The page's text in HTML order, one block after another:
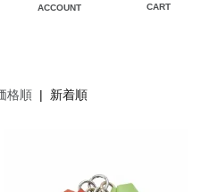
ACCOUNT CART
イト
格順 | 新着順